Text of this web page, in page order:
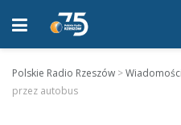
Polskie Radio Rzeszów >Wiadomości
przez autobus